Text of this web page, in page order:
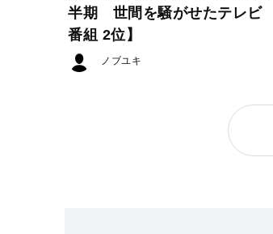
半期 世間を騒がせたテレビ
番組 2位】
ノブユキ